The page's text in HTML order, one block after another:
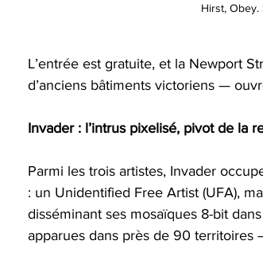
Hirst, Obey.
L’entrée est gratuite, et la Newport
d’anciens bâtiments victoriens —
Invader : l’intrus pixelisé, pivot de la
Parmi les trois artistes, Invader
: un Unidentified Free Artist (UFA),
disséminant ses mosaïques 8-bit
apparues dans près de 90 territoires